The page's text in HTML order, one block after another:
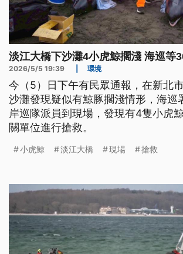
淡江大橋下沙灘4小虎鯨擱淺 海巡等
2026/5/5 19:39 環境
今（5）日下午有民眾通報，在新北
沙灘發現疑似有鯨豚擱淺情形，海巡
岸巡隊派員到現場，發現有4隻小虎
關單位進行搶救。
小虎鯨 淡江大橋 現場 搶救